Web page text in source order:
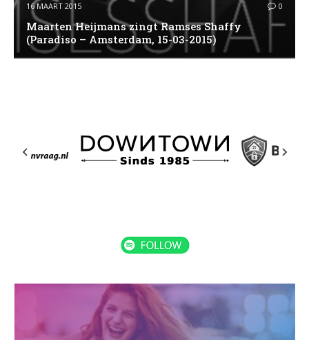
16 MAART 2015 0
Maarten Heijmans zingt Ramses Shaffy
(Paradiso – Amsterdam, 15-03-2015)